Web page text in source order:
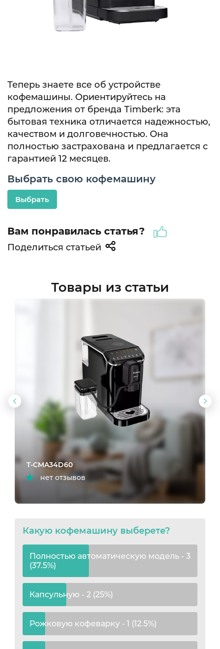
Теперь знаете все об устройстве
кофемашины. Ориентируйтесь на
предложения от бренда Timberk: эта
бытовая техника отличается надежностью,
качеством и долговечностью. Она
полностью застрахована и предлагается с
гарантией 12 месяцев.
Выбрать свою кофемашину
Выбрать
Вам понравилась статья?
Поделиться статьей
Товары из статьи
T-CMA34D60
нет отзывов
Предыдущий
слайд
Какую кофемашину выберете?
Полностью автоматическую модель - 3
(37.5%)
Капсульную - 2 (25%)
Рожковую кофеварку - 1 (12.5%)